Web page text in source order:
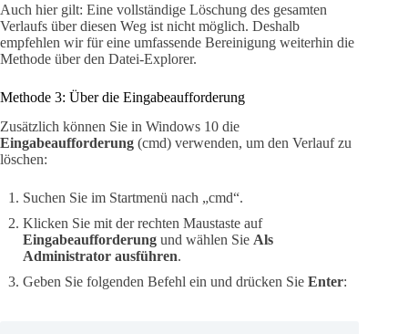
Auch hier gilt: Eine vollständige Löschung des gesamten
Verlaufs über diesen Weg ist nicht möglich. Deshalb
empfehlen wir für eine umfassende Bereinigung weiterhin die
Methode über den Datei-Explorer.
Methode 3: Über die Eingabeaufforderung
Zusätzlich können Sie in Windows 10 die
Eingabeaufforderung (cmd) verwenden, um den Verlauf zu
löschen:
Suchen Sie im Startmenü nach „cmd“.
Klicken Sie mit der rechten Maustaste auf
Eingabeaufforderung und wählen Sie Als
Administrator ausführen.
Geben Sie folgenden Befehl ein und drücken Sie Enter: